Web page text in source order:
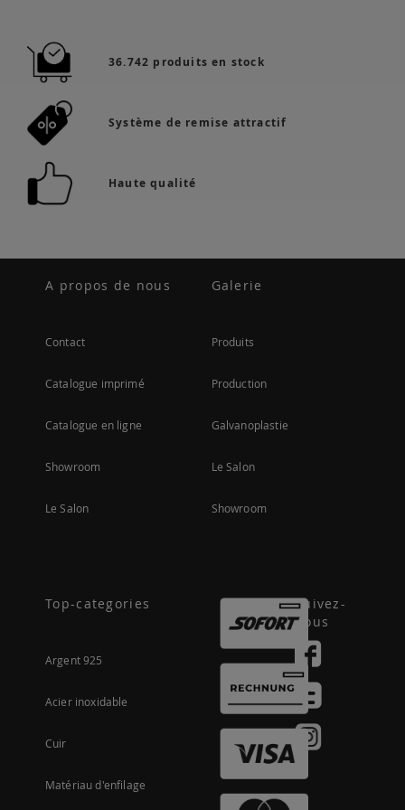
36.742 produits en stock
Système de remise attractif
Haute qualité
A propos de nous
Contact
Catalogue imprimé
Catalogue en ligne
Showroom
Le Salon
Galerie
Produits
Production
Galvanoplastie
Le Salon
Showroom
Top-categories
Argent 925
Acier inoxidable
Cuir
Matériau d'enfilage
Suivez-
nous